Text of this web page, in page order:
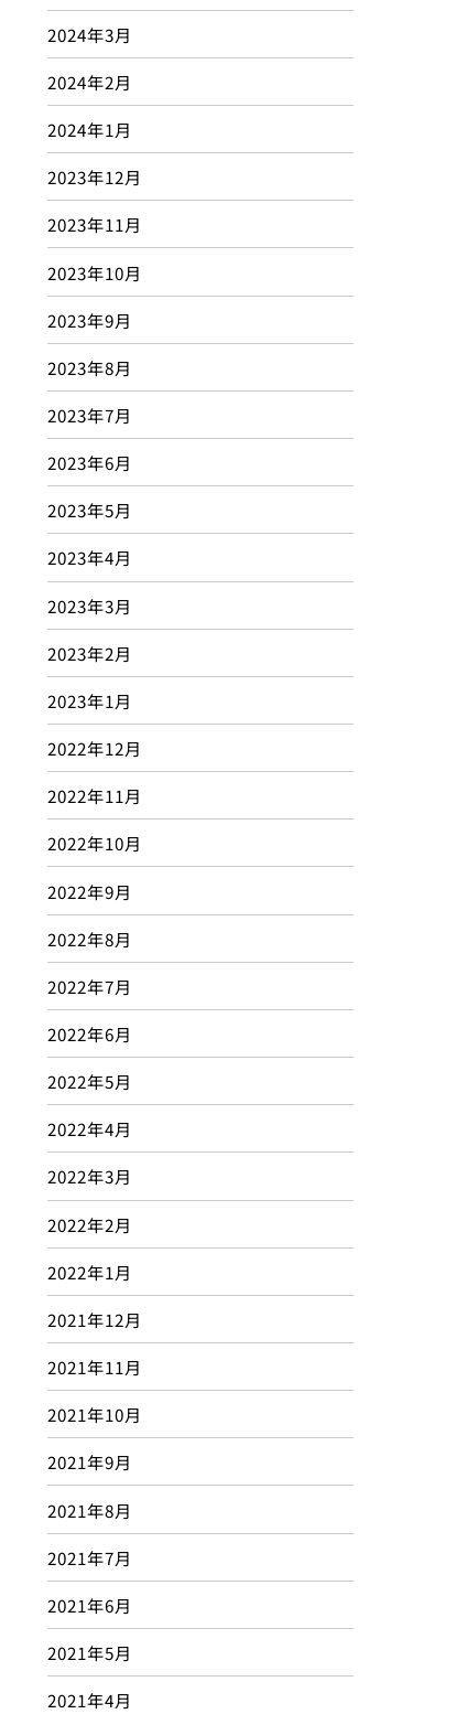
2024年3月
2024年2月
2024年1月
2023年12月
2023年11月
2023年10月
2023年9月
2023年8月
2023年7月
2023年6月
2023年5月
2023年4月
2023年3月
2023年2月
2023年1月
2022年12月
2022年11月
2022年10月
2022年9月
2022年8月
2022年7月
2022年6月
2022年5月
2022年4月
2022年3月
2022年2月
2022年1月
2021年12月
2021年11月
2021年10月
2021年9月
2021年8月
2021年7月
2021年6月
2021年5月
2021年4月